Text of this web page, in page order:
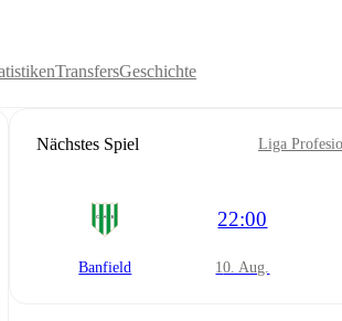
TransfersGeschichte
Nächstes Spiel Liga
Banfield
22:00
10. Aug.